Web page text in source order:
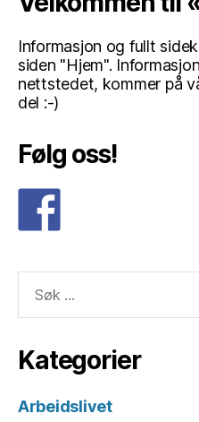
Informasjon og fullt
siden "Hjem".
nettstedet, kommer på
del :-)
Følg oss!
etter:
Kategorier
Arbeidslivet